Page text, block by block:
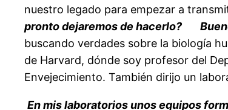
nuestro legado para empezar a
pronto dejaremos de hacerlo?
buscando verdades sobre la biología
de Harvard, dónde soy profesor del
Envejecimiento. También dirijo un
En mis laboratorios unos equipos